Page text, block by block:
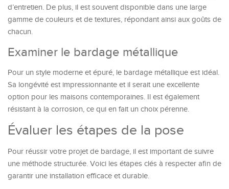
d’entretien. De plus, il est souvent disponible dans une large
gamme de couleurs et de textures, répondant ainsi aux goûts de
chacun.
Examiner le bardage métallique
Pour un style moderne et épuré, le bardage métallique est idéal.
Sa longévité est impressionnante et il serait une excellente
option pour les maisons contemporaines. Il est également
résistant à la corrosion, ce qui en fait un choix pérenne.
Évaluer les étapes de la pose
Pour réussir votre projet de bardage, il est important de suivre
une méthode structurée. Voici les étapes clés à respecter afin de
garantir une installation efficace et durable.